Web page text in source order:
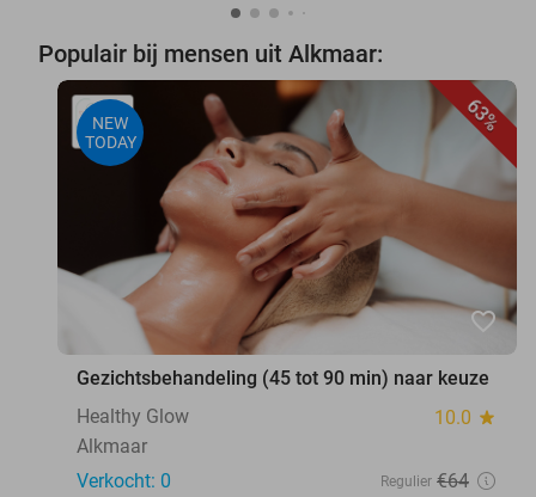
Populair bij mensen uit Alkmaar:
63%
NEW
TODAY
favorite_border
Gezichtsbehandeling (45 tot 90 min) naar keuze
Healthy Glow
10.0 star
Alkmaar
Verkocht: 0
Regulier €64